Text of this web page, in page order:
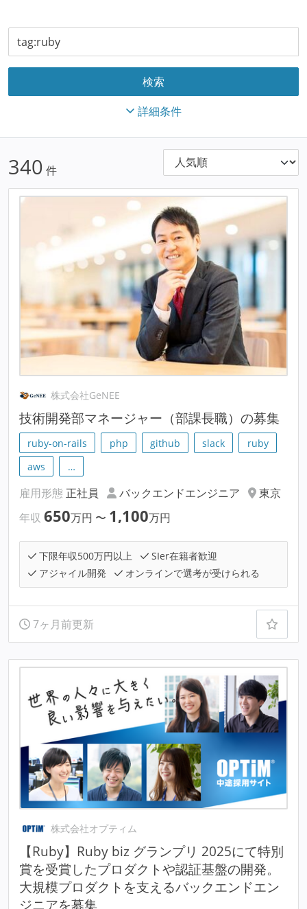
詳細条件
340 件
株式会社GeNEE
技術開発部マネージャー（部課長職）の募集
ruby-on-rails php github slack
ruby
aws
…
雇用形態 正社員 バックエンドエンジニア
東京
年収 650万円 〜 1,100万円
下限年収500万円以上
SIer在籍者歓迎
アジャイル開発
オンラインで選考が受けられる
7ヶ月前更新
株式会社オプティム
【Ruby】Ruby biz グランプリ 2025にて特別
賞を受賞したプロダクトや認証基盤の開発。
大規模プロダクトを支えるバックエンドエン
ジニアを募集